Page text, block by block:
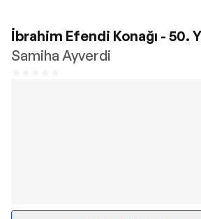
İbrahim Efendi Konağı - 50.
Samiha Ayverdi